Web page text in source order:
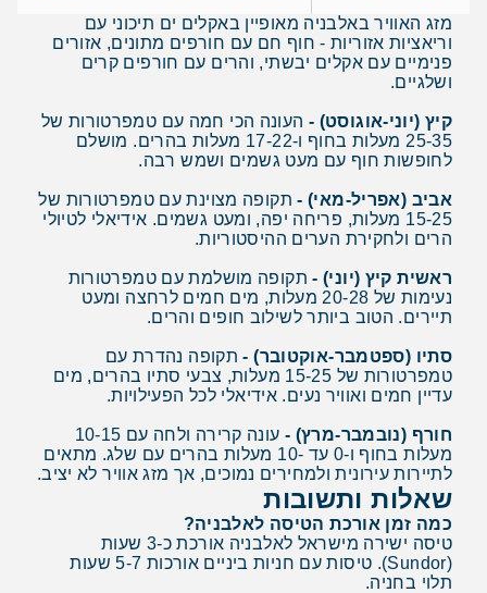
מזג האוויר באלבניה מאופיין באקלים ים תיכוני עם
וריאציות אזוריות - חוף חם עם חורפים מתונים, אזורים
פנימיים עם אקלים יבשתי, והרים עם חורפים קרים
ושלגיים.
קיץ (יוני-אוגוסט) - העונה הכי חמה עם טמפרטורות של
25-35 מעלות בחוף ו-17-22 מעלות בהרים. מושלם
לחופשות חוף עם מעט גשמים ושמש רבה.
אביב (אפריל-מאי) - תקופה מצוינת עם טמפרטורות של
15-25 מעלות, פריחה יפה, ומעט גשמים. אידיאלי לטיולי
הרים ולחקירת הערים ההיסטוריות.
ראשית קיץ (יוני) -תקופה מושלמת עם טמפרטורות
נעימות של 20-28 מעלות, מים חמים לרחצה ומעט
תיירים. הטוב ביותר לשילוב חופים והרים.
סתיו (ספטמבר-אוקטובר) -תקופה נהדרת עם
טמפרטורות של 15-25 מעלות, צבעי סתיו בהרים, מים
עדיין חמים ואוויר נעים. אידיאלי לכל הפעילויות.
חורף (נובמבר-מרץ) -
עונה קרירה ולחה עם 10-15
מעלות בחוף ו-0 עד -10 מעלות בהרים עם שלג. מתאים
לתיירות עירונית ולמחירים נמוכים, אך מזג אוויר לא יציב.
שאלות ותשובות
כמה זמן אורכת הטיסה לאלבניה?
טיסה ישירה מישראל לאלבניה אורכת כ-3 שעות
(Sundor). טיסות עם חניות ביניים אורכות 5-7 שעות
תלוי בחניה.